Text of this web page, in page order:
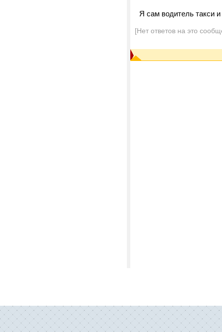
Я сам водитель такси
[Нет ответов на это